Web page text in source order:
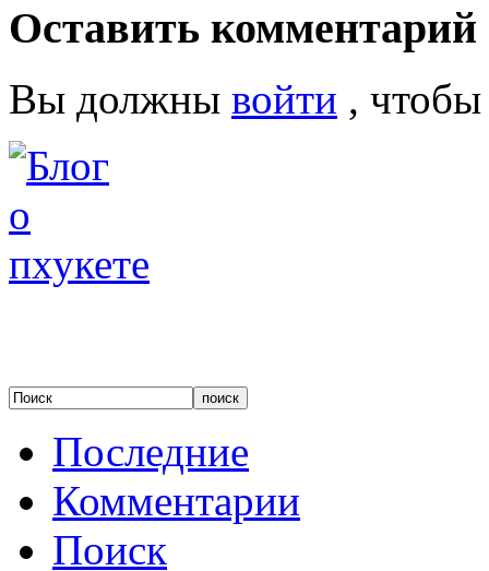
Оставить комментарий
Вы должны войти ,
Последние
Комментарии
Поиск